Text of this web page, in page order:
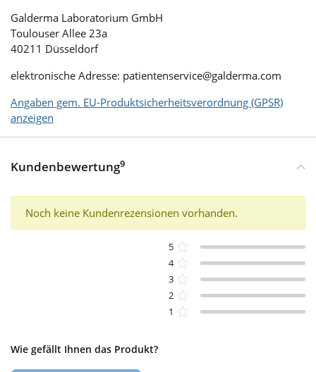
Galderma Laboratorium GmbH
Toulouser Allee 23a
40211 Düsseldorf
elektronische Adresse: patientenservice@galderma.com
Angaben gem. EU-Produktsicherheitsverordnung (GPSR)
anzeigen
Kundenbewertung9
Noch keine Kundenrezensionen vorhanden.
5
4
3
2
1
Wie gefällt Ihnen das Produkt?